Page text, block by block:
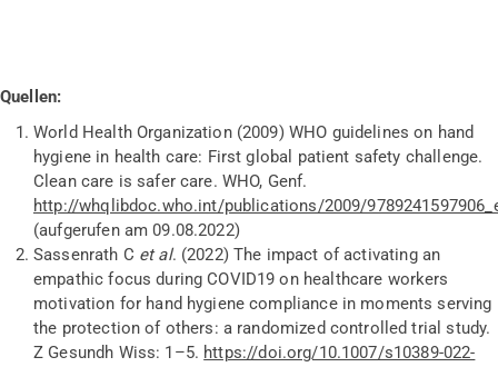
Quellen:
World Health Organization (2009) WHO guidelines on hand
hygiene in health care: First global patient safety challenge.
Clean care is safer care. WHO, Genf.
http://whqlibdoc.who.int/publications/2009/
(aufgerufen am 09.08.2022)
Sassenrath C et al. (2022) The impact of activating an
empathic focus during COVID19 on healthcare workers
motivation for hand hygiene compliance in moments serving
the protection of others: a randomized controlled trial study.
Z Gesundh Wiss: 1–5. https://doi.org/10.1007/s10389-022-